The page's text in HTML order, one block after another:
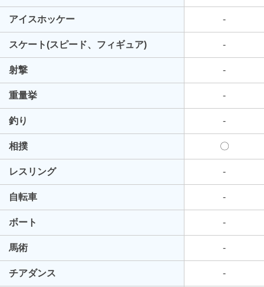
アイスホッケー -
スケート(スピード、フィギュア) -
射撃 -
重量挙 -
釣り -
相撲 〇
レスリング -
自転車 -
ボート -
馬術 -
チアダンス -